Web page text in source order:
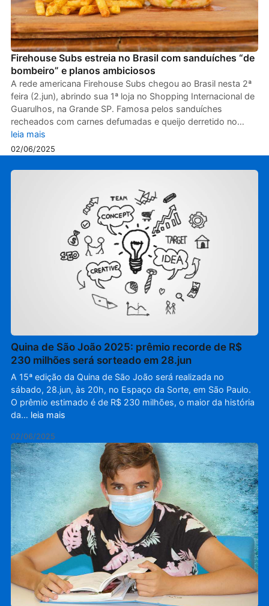
Firehouse Subs estreia no Brasil com sanduíches “de
bombeiro” e planos ambiciosos
A rede americana Firehouse Subs chegou ao Brasil nesta 2ª
feira (2.jun), abrindo sua 1ª loja no Shopping Internacional de
Guarulhos, na Grande SP. Famosa pelos sanduíches
recheados com carnes defumadas e queijo derretido no…
leia mais
02/06/2025
Quina de São João 2025: prêmio recorde de R$
230 milhões será sorteado em 28.jun
A 15ª edição da Quina de São João será realizada no
sábado, 28.jun, às 20h, no Espaço da Sorte, em São Paulo.
O prêmio estimado é de R$ 230 milhões, o maior da história
da… leia mais
02/06/2025